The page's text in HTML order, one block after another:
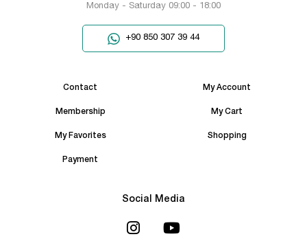
Monday - Saturday 09:00 - 18:00
+90 850 307 39 44
Contact My Account
Membership My Cart
My Favorites Shopping
Payment
Social Media